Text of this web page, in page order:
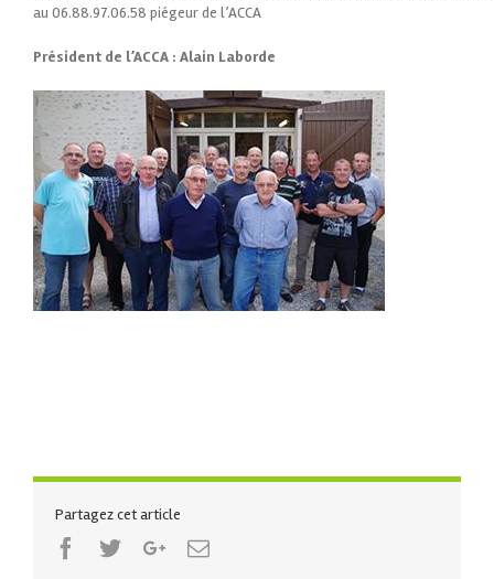
au 06.88.97.06.58 piégeur de l’ACCA
Président de l’ACCA : Alain Laborde
Partagez cet article
Facebook
TwitterGoogle+Email